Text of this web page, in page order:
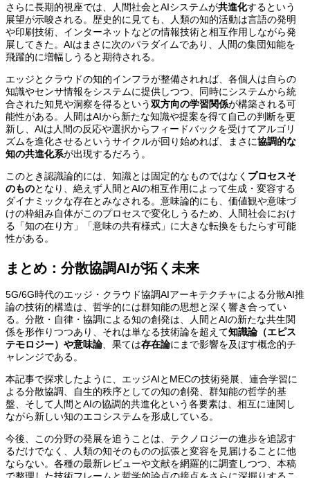
さらに長期的視座では、人間社会とAIシステムが共進化するという
展望が示唆される。歴史的に見ても、人類の知的活動は言語の発明
や印刷技術、インターネットなどの情報技術と相互作用しながら発
展してきた。AIはまさに次のパラダイムであり、人間の集団知能を
飛躍的に増幅しうると期待される。
エッジとクラウドの知的インフラが整備されれば、各個人は自らの
知識やセンサ情報をシステムに提供しつつ、同時にシステムから統
合された知見や洞察を得るという双方向の学習関係が構築される可
能性がある。人間はAIから新たな知識や提案を得て自己の判断を更
新し、AIは人間の反応や選択からフィードバックを受けてアルゴリ
ズムを進化させるというサイクルが回り始めれば、まさに協調的な
知の共進化系が出現するだろう。
このとき認識論的には、知識とは固定的なものではなく プロセスそ
のものとなり、絶えず人間とAIの相互作用によって生成・変容する
ダイナミックな存在とみなされる。意味論的にも、価値観や意味づ
けの枠組み自体がこのプロセスで変化しうるため、人間社会におけ
る「知の在り方」「意味の共有様式」に大きな転換をもたらす可能
性がある。
まとめ：分散協調AIが拓く未来
5G/6G時代のエッジ・クラウド協調AIアーキテクチャによる分散AI推
論の技術的構造は、哲学的には群知能の思想と深く響き合ってい
る。分散・自律・協調による知の創発は、人間とAIの新たな共生関
係を形作りつつあり、それは単なる技術論を超えて知識論（エピス
テモロジー）や意味論、果ては存在論にまで影響を及ぼす概念的チ
ャレンジである。
本記事で探求したように、エッジAIとMECの技術発展、連合学習に
よる分散協調、自生的秩序としての知の創発、群知能の哲学的基
盤、そして人間とAIの協調的共進化という各要素は、相互に連関し
ながら新しい知のエコシステムを形成している。
今後、この分野の発展を追うことは、テクノロジーの進歩を追認す
るだけでなく、人類の知そのものの拡張と変容を見届けることに他
ならない。各種の最新レビューや文献を網羅的に調査しつつ、本稿